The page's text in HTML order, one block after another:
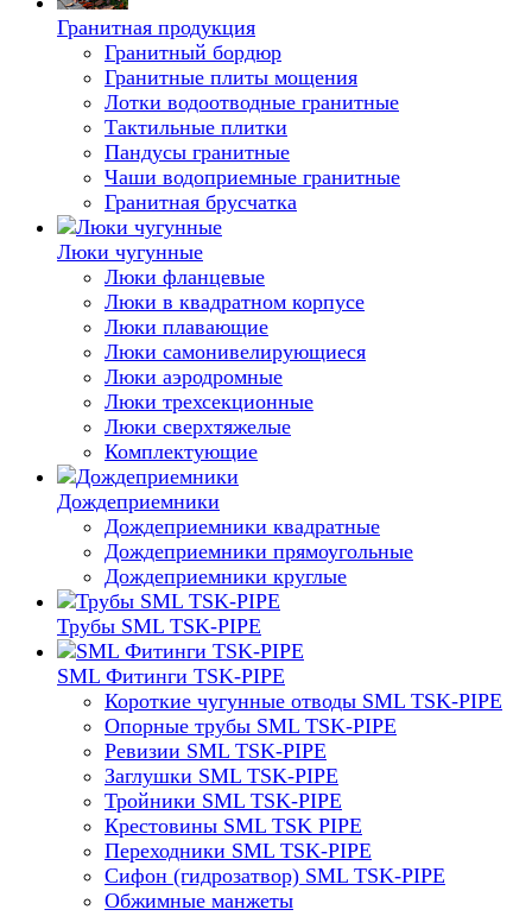
Гранитная продукция
Гранитный бордюр
Гранитные плиты мощения
Лотки водоотводные гранитные
Тактильные плитки
Пандусы гранитные
Чаши водоприемные гранитные
Гранитная брусчатка
Люки чугунные
Люки фланцевые
Люки в квадратном корпусе
Люки плавающие
Люки самонивелирующиеся
Люки аэродромные
Люки трехсекционные
Люки сверхтяжелые
Комплектующие
Дождеприемники
Дождеприемники квадратные
Дождеприемники прямоугольные
Дождеприемники круглые
Трубы SML TSK-PIPE
SML Фитинги TSK-PIPE
Короткие чугунные отводы SML TSK-PIPE
Опорные трубы SML TSK-PIPE
Ревизии SML TSK-PIPE
Заглушки SML TSK-PIPE
Тройники SML TSK-PIPE
Крестовины SML TSK PIPE
Переходники SML TSK-PIPE
Сифон (гидрозатвор) SML TSK-PIPE
Обжимные манжеты